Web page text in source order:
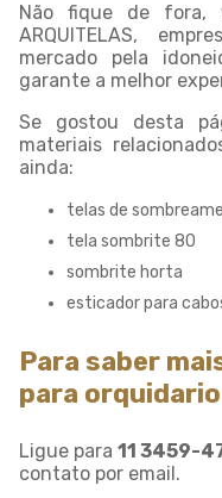
Não fique de fora,
ARQUITELAS,
mercado pela
garante a melhor
Se gostou desta
materiais
ainda:
telas de
tela sombrite 80
sombrite horta
esticador para
Para saber
para orquidario
Ligue para 11 3459-
contato por email.